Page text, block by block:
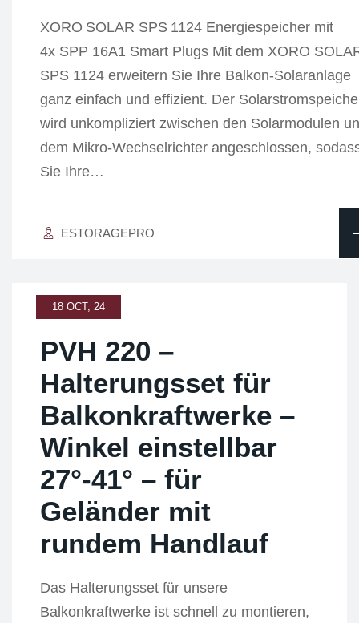
XORO SOLAR SPS 1124 Energiespeicher mit
4x SPP 16A1 Smart Plugs Mit dem XORO
SPS 1124 erweitern Sie Ihre Balkon-Solaranlage
ganz einfach und effizient. Der
wird unkompliziert zwischen den Solarmodulen
dem Mikro-Wechselrichter angeschlossen,
Sie Ihre…
ESTORAGEPRO
18 OCT, 24
PVH 220 –
Halterungsset für
Balkonkraftwerke –
Winkel einstellbar
27°-41° – für
Geländer mit
rundem Handlauf
Das Halterungsset für unsere
Balkonkraftwerke ist schnell zu montieren,